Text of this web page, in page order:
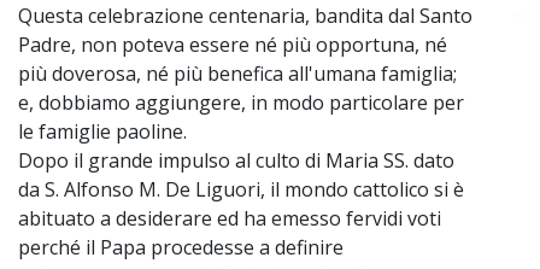
Questa celebrazione centenaria, bandita dal Santo
Padre, non poteva essere né più opportuna, né
più doverosa, né più benefica all'umana famiglia;
e, dobbiamo aggiungere, in modo particolare per
le famiglie paoline.
Dopo il grande impulso al culto di Maria SS. dato
da S. Alfonso M. De Liguori, il mondo cattolico si è
abituato a desiderare ed ha emesso fervidi voti
perché il Papa procedesse a definire